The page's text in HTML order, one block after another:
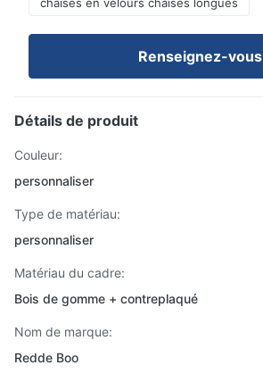
Renseignez-vous
Détails de produit
Couleur:
personnaliser
Type de matériau:
personnaliser
Matériau du cadre:
Bois de gomme + contreplaqué
Nom de marque:
Redde Boo